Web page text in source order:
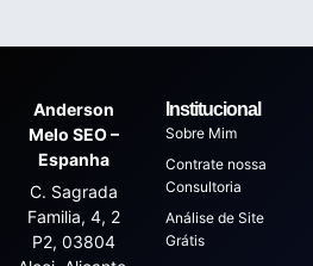
Anderson
Melo SEO –
Espanha
C. Sagrada
Familia, 4, 2
P2, 03804
Institucional
Sobre Mim
Contrate nossa
Consultoria
Análise de Site
Grátis